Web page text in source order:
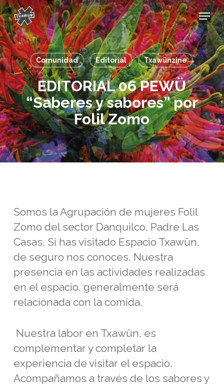
Skip
to
main
content
Menu
Comunidad Editorial Txawünzine
EDITORIAL 06 PEWÜ
“Saberes y sabores” por
Folil Zomo
Somos la Agrupación de mujeres Folil
Zomo del sector Danquilco, Padre Las
Casas. Si has visitado Espacio Txawün,
de seguro nos conoces. Nuestra
presencia en las actividades realizadas
en el espacio, generalmente será
relacionada con la comida.
Nuestra labor en Txawün, es
complementar y completar la
experiencia de visitar el espacio.
Acompañamos a través de los sabores y